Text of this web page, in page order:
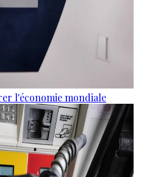
l'économie mondiale